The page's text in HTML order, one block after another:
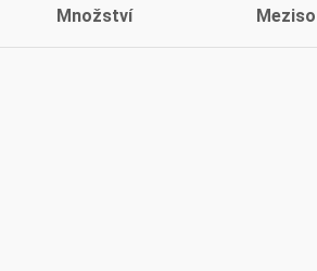
Množství